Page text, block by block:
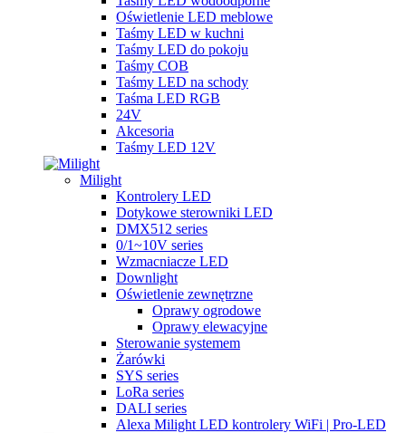
Oświetlenie LED meblowe
Taśmy LED w kuchni
Taśmy LED do pokoju
Taśmy COB
Taśmy LED na schody
Taśma LED RGB
24V
Akcesoria
Taśmy LED 12V
Milight
Kontrolery LED
Dotykowe sterowniki LED
DMX512 series
0/1~10V series
Wzmacniacze LED
Downlight
Oświetlenie zewnętrzne
Oprawy ogrodowe
Oprawy elewacyjne
Sterowanie systemem
Żarówki
SYS series
LoRa series
DALI series
Alexa Milight LED kontrolery WiFi | Pro-LED